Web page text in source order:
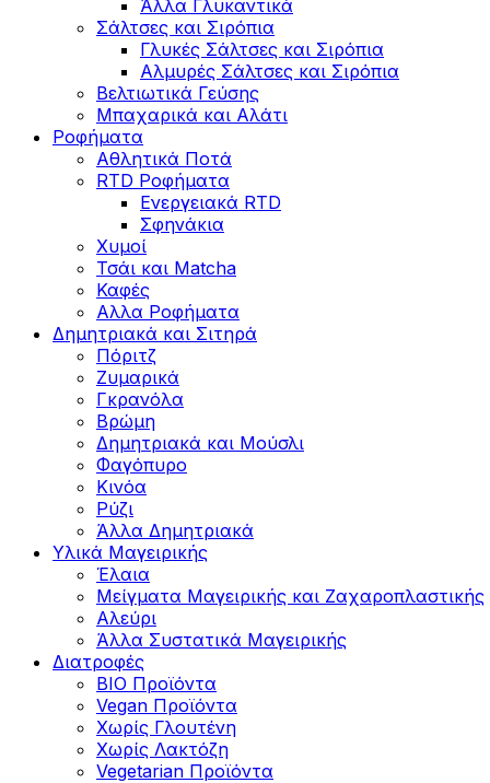
Άλλα Γλυκαντικά
Σάλτσες και Σιρόπια
Γλυκές Σάλτσες και Σιρόπια
Αλμυρές Σάλτσες και Σιρόπια
Bελτιωτικά Γεύσης
Μπαχαρικά και Αλάτι
Ροφήματα
Αθλητικά Ποτά
RTD Ροφήματα
Ενεργειακά RTD
Σφηνάκια
Χυμοί
Τσάι και Matcha
Καφές
Αλλα Ροφήματα
Δημητριακά και Σιτηρά
Πόριτζ
Ζυμαρικά
Γκρανόλα
Βρώμη
Δημητριακά και Μούσλι
Φαγόπυρο
Κινόα
Ρύζι
Άλλα Δημητριακά
Υλικά Μαγειρικής
Έλαια
Μείγματα Μαγειρικής και Ζαχαροπλαστικής
Αλεύρι
Άλλα Συστατικά Μαγειρικής
Διατροφές
BIO Προϊόντα
Vegan Προϊόντα
Χωρίς Γλουτένη
Χωρίς Λακτόζη
Vegetarian Προϊόντα